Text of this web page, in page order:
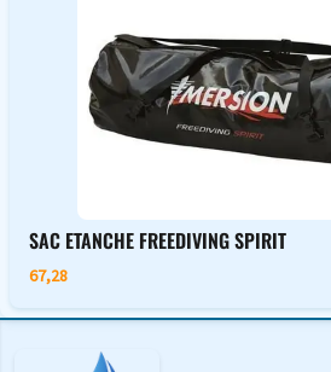
SAC ETANCHE FREEDIVING SPIRIT
67,28